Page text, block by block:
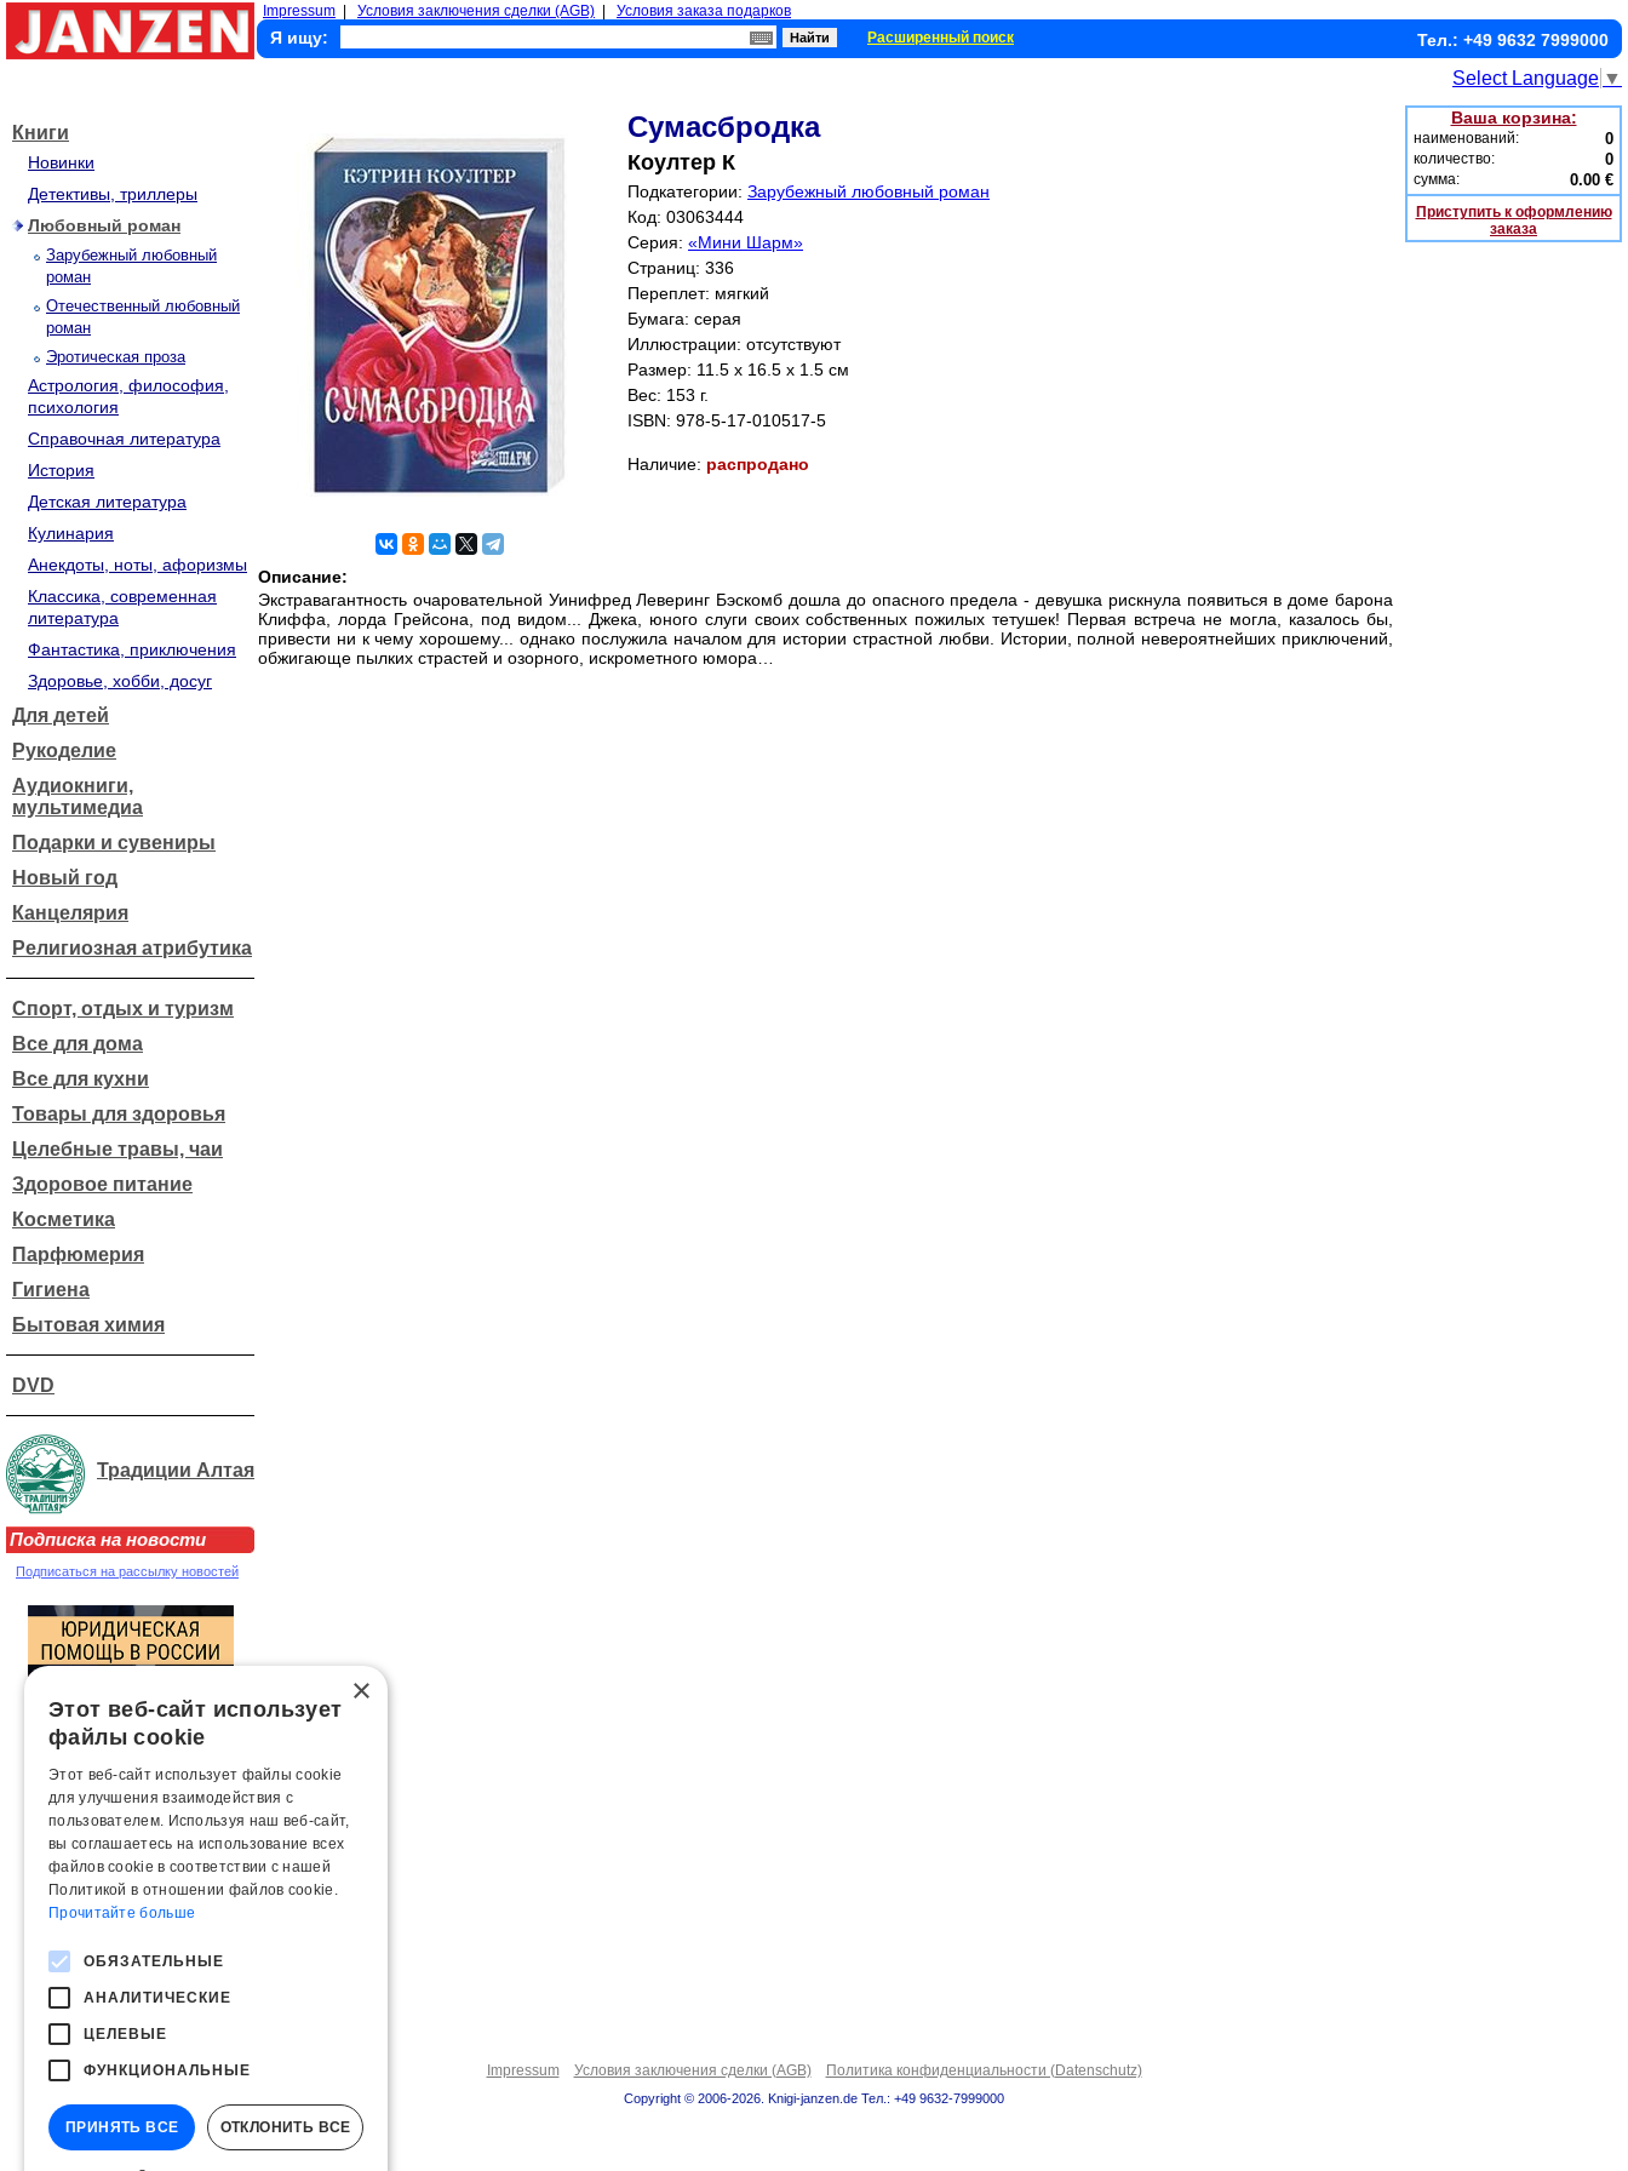
Impressum Условия заключения сделки (AGB) Условия заказа подарков
Я ищу: Расширенный поиск Тел.: +49 9632 7999000
Select Language ▼
Книги
Новинки
Детективы, триллеры
Любовный роман
Зарубежный любовный
роман
Отечественный любовный
роман
Эротическая проза
Астрология, философия,
психология
Справочная литература
История
Детская литература
Кулинария
Анекдоты, ноты, афоризмы
Классика, современная
литература
Фантастика, приключения
Здоровье, хобби, досуг
Для детей
Рукоделие
Аудиокниги,
мультимедиа
Подарки и сувениры
Новый год
Канцелярия
Религиозная атрибутика
Спорт, отдых и туризм
Все для дома
Все для кухни
Товары для здоровья
Целебные травы, чаи
Здоровое питание
Косметика
Парфюмерия
Гигиена
Бытовая химия
DVD
Традиции Алтая
Подписка на новости
Подписаться на рассылку новостей
Сумасбродка
Коултер К
Подкатегории: Зарубежный любовный роман
Код: 03063444
Серия: «Мини Шарм»
Страниц: 336
Переплет: мягкий
Бумага: серая
Иллюстрации: отсутствуют
Размер: 11.5 x 16.5 x 1.5 см
Вес: 153 г.
ISBN: 978-5-17-010517-5
Наличие: распродано
Описание:
Экстравагантность очаровательной Уинифред Леверинг Бэскомб дошла до опасного предела - девушка рискнула появиться в доме барона
Клиффа, лорда Грейсона, под видом... Джека, юного слуги своих собственных пожилых тетушек! Первая встреча не могла, казалось бы,
привести ни к чему хорошему... однако послужила началом для истории страстной любви. Истории, полной невероятнейших приключений,
обжигающе пылких страстей и озорного, искрометного юмора…
Ваша корзина:
наименований: 0
количество: 0
сумма: 0.00 €
Приступить к оформлению
заказа
Impressum Условия заключения сделки (AGB) Политика конфиденциальности (Datenschutz)
Copyright © 2006-2026. Knigi-janzen.de Тел.: +49 9632-7999000
×
Этот веб-сайт использует
файлы cookie
Этот веб-сайт использует файлы cookie
для улучшения взаимодействия с
пользователем. Используя наш веб-сайт,
вы соглашаетесь на использование всех
файлов cookie в соответствии с нашей
Политикой в ​​отношении файлов cookie.
Прочитайте больше
ОБЯЗАТЕЛЬНЫЕ
АНАЛИТИЧЕСКИЕ
ЦЕЛЕВЫЕ
ФУНКЦИОНАЛЬНЫЕ
ПРИНЯТЬ ВСЕ ОТКЛОНИТЬ ВСЕ